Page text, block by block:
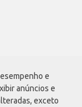
e
anúncios e
exceto
Paulo - SP | CEP
09